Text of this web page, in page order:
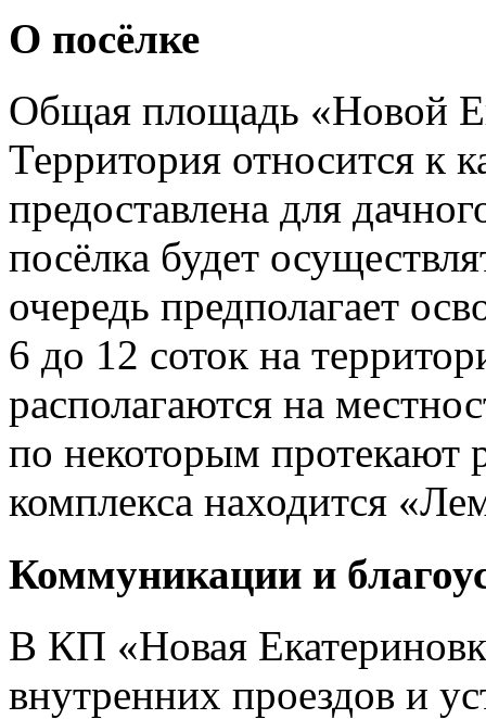
О посёлке
Общая площадь «Новой
Территория относится к
предоставлена для
посёлка будет
очередь предполагает
6 до 12 соток на
располагаются на
по некоторым протекают
комплекса находится
Коммуникации и
В КП «Новая
внутренних проездов и